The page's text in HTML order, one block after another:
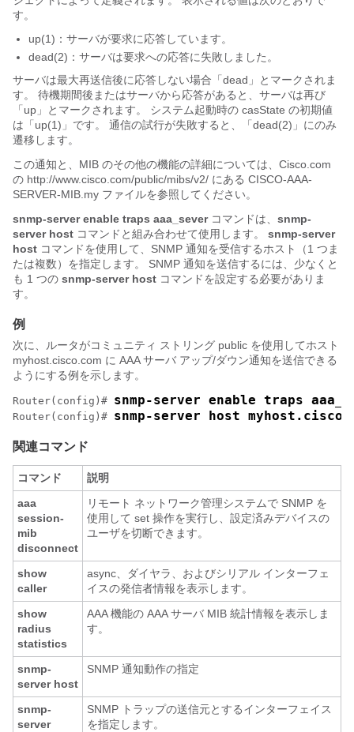
す。
up(1)：サーバが要求に応答しています。
dead(2)：サーバは要求への応答に失敗しました。
サーバは最大再送信後に応答しない場合「dead」とマークされま
す。 待機期間後またはサーバから応答があると、サーバは再び
「up」とマークされます。 システム起動時の casState の初期値
は「up(1)」です。 通信の試行が失敗すると、「dead(2)」にのみ
遷移します。
この通知と、MIB のその他の機能の詳細については、Cisco.com
の http://www.cisco.com/public/mibs/v2/ にある CISCO-AAA-
SERVER-MIB.my ファイルを参照してください。
snmp-server enable traps aaa_severコマンドは、 snmp-
server host コマンドと組み合わせて使用します。 snmp-server
host コマンドを使用して、SNMP 通知を受信するホスト（1 つま
たは複数）を指定します。 SNMP 通知を送信するには、少なくと
も 1 つの snmp-server host コマンドを設定する必要がありま
す。
例
次に、ルータがコミュニティ ストリング public を使用してホスト
myhost.cisco.com に AAA サーバ アップ/ダウン通知を送信できる
ようにする例を示します。
Router(config)# snmp-server enable traps
Router(config)# snmp-server host
関連コマンド
コマンド
説明
aaa
session-
mib
disconnect
リモート ネットワーク管理システムで SNMP を
使用して set 操作を実行し、設定済みデバイスの
ユーザを切断できます。
show
caller
async、ダイヤラ、およびシリアル インターフェ
イスの発信者情報を表示します。
show
radius
statistics
AAA 機能の AAA サーバ MIB 統計情報を表示しま
す。
snmp-
server host
SNMP 通知動作の指定
snmp-
server
SNMP トラップの送信元とするインターフェイス
を指定します。